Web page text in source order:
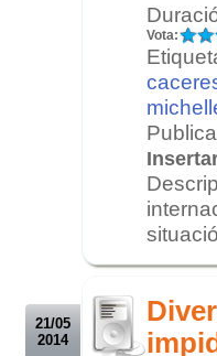
Vota:
21/05
2014